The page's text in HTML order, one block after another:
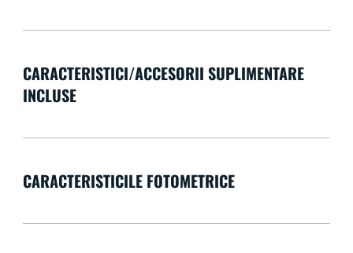
CARACTERISTICI/ACCESORII SUPLIMENTARE
INCLUSE
CARACTERISTICILE FOTOMETRICE